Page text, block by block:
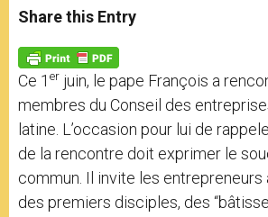
t
s
p
p
s
e
g
e
r
e
b
o
k
Share this Entry
Ce 1 er juin, le pape François a
membres du Conseil des
latine. L’occasion pour lui de
de la rencontre doit exprimer le
commun. Il invite les entrepreneurs
des premiers disciples, des